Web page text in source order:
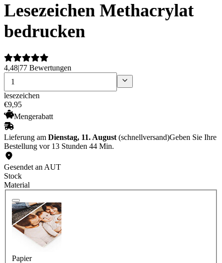
Lesezeichen Methacrylat
bedrucken
4,48|77 Bewertungen
lesezeichen
€9,95
Mengerabatt
Lieferung am Dienstag, 11. August (schnellversand)Geben Sie Ihre
Bestellung vor 13 Stunden 44 Min.
Gesendet an AUT
Stock
Material
Papier